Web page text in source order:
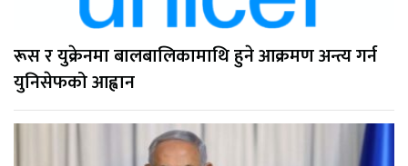
रूस र युक्रेनमा बालबालिकामाथि हुने आक्रमण अन्त्य गर्न
युनिसेफको आह्वान